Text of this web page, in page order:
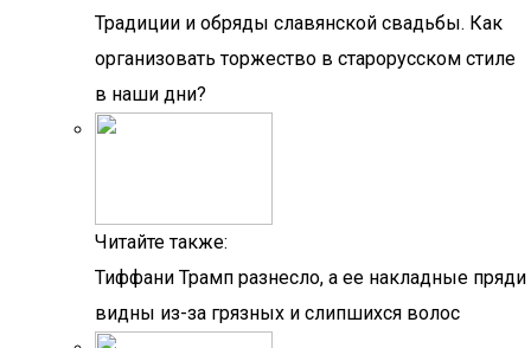
Традиции и обряды славянской свадьбы. Как
организовать торжество в старорусском стиле
в наши дни?
Читайте также:
Тиффани Трамп разнесло, а ее накладные пряди
видны из-за грязных и слипшихся волос